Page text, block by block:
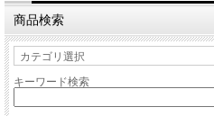
商品検索
キーワード検索